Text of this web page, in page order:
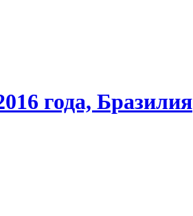
года, Бразилия